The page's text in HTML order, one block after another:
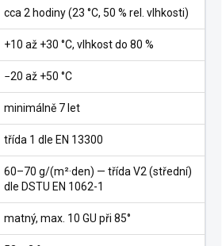
cca 2 hodiny (23 °C, 50 % rel. vlhkosti)
+10 až +30 °C, vlhkost do 80 %
−20 až +50 °C
minimálně 7 let
třída 1 dle EN 13300
60–70 g/(m²·den) — třída V2 (střední)
dle DSTU EN 1062-1
matný, max. 10 GU při 85°